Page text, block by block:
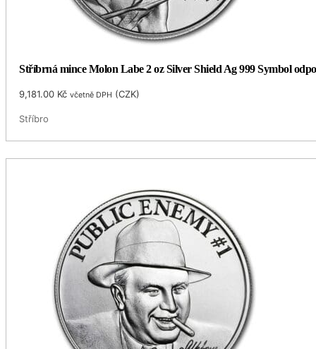
Stříbrná mince Molon Labe 2 oz Silver Shield Ag 999 Symbol
9,181.00 Kč včetně DPH (CZK)
Stříbro